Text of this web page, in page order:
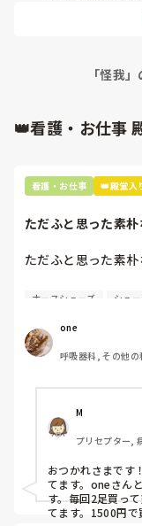
て、分かりやすい
「怪我
👑看護・お仕事
看護・お仕事 👑殿堂入
ただふと思った素
ただふと思った素朴
自費購入するナー
わたしの職場の指定
すぐに汚くなるの
半年〜1年未満で交
職場の人が「ナー
て言ってて、わた
で、世の皆さんは
ナースシューズ シュ
one
呼吸器科, その他
M
プリセプター,
おつかれさまです
てます。oneさん
す。毎回2足買っ
てます。1500円で